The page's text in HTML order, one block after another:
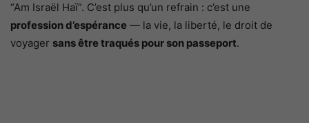
“Am Israël Haï”. C’est plus qu’un refrain : c’est une
profession d’espérance — la vie, la liberté, le droit de
voyager sans être traqués pour son passeport.